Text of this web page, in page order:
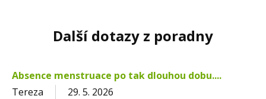
Další dotazy z poradny
Absence menstruace po tak dlouhou dobu....
Tereza
29. 5. 2026